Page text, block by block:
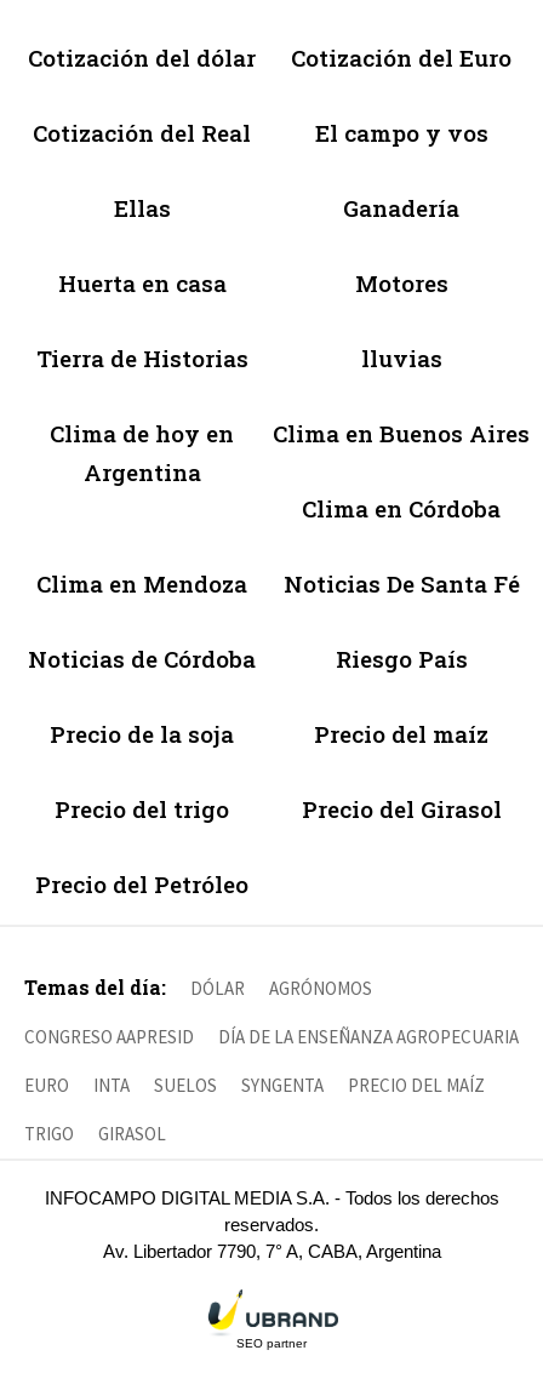
Cotización del dólar Cotización del Euro
Cotización del Real El campo y vos
Ellas Ganadería
Huerta en casa Motores
Tierra de Historias lluvias
Clima de hoy en
Argentina
Clima en Buenos Aires
Clima en Córdoba
Clima en Mendoza Noticias De Santa Fé
Noticias de Córdoba Riesgo País
Precio de la soja Precio del maíz
Precio del trigo Precio del Girasol
Precio del Petróleo
Temas del día: DÓLAR AGRÓNOMOS
CONGRESO AAPRESID DÍA DE LA ENSEÑANZA AGROPECUARIA
EURO INTA SUELOS SYNGENTA PRECIO DEL MAÍZ
TRIGO GIRASOL
INFOCAMPO DIGITAL MEDIA S.A. - Todos los derechos
reservados.
Av. Libertador 7790, 7° A, CABA, Argentina
SEO partner